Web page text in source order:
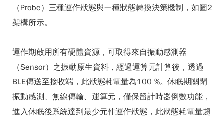
（Probe）三種運作狀態與一種狀態轉換決策機制，如圖2
架構所示。
運作期啟用所有硬體資源，可取得來自振動感測器
（Sensor）之振動原生資料，經過運算元計算後，透過
BLE傳送至接收端，此狀態耗電量為100 %。休眠期關閉
振動感測、無線傳輸、運算元，僅保留計時器倒數功能，
進入休眠後系統達到最少元件運作狀態，此狀態耗電量趨